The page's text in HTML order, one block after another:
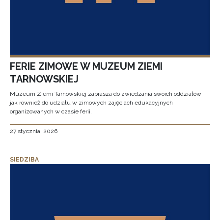
FERIE ZIMOWE W MUZEUM ZIEMI
TARNOWSKIEJ
Muzeum Ziemi Tarnowskiej zaprasza do zwiedzania swoich oddziałów
jak również do udziału w zimowych zajęciach edukacyjnych
organizowanych w czasie ferii.
27 stycznia, 2026
SIEDZIBA